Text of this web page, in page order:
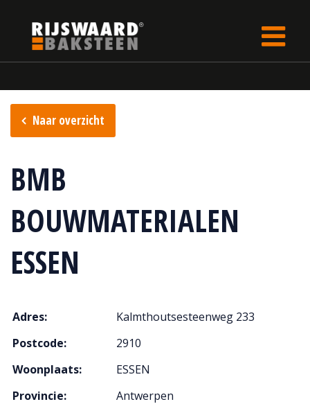
Naar overzicht
BMB
BOUWMATERIALEN
ESSEN
Adres:
Kalmthoutsesteenweg 233
Postcode:
2910
Woonplaats:
ESSEN
Provincie:
Antwerpen